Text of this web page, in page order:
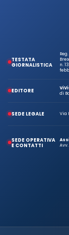
TESTATA
GIORNALISTICA
n.
EDITORE
di
SEDE LEGALE Via
SEDE OPERATIVA
E CONTATTI